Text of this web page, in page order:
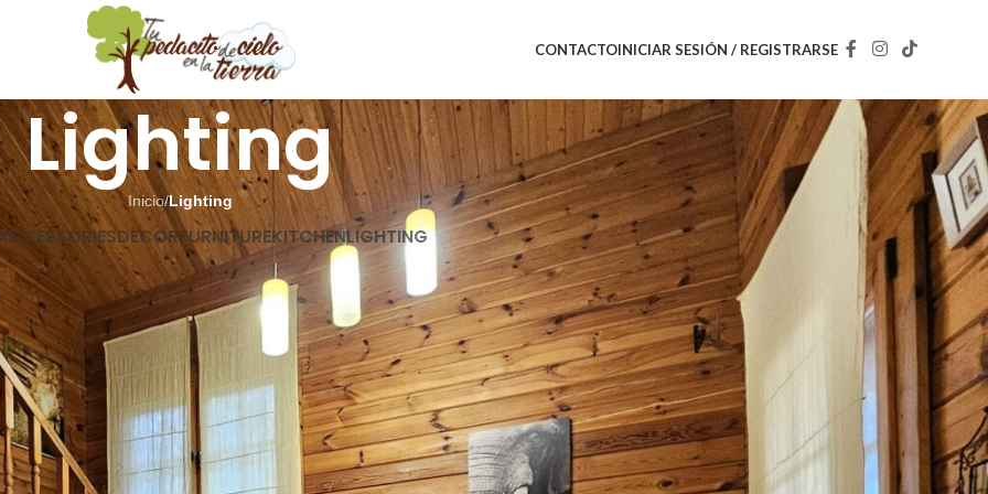
CONTACTOINICIAR SESIÓN / REGISTRARSE
Lighting
Inicio/Lighting
DECORFURNITUREKITCHENLIGHTING